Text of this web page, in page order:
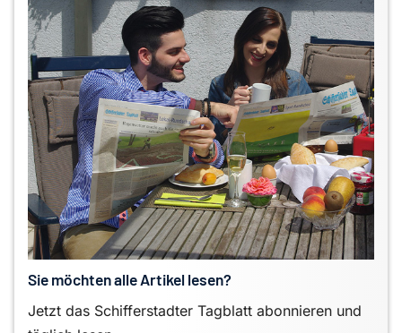
Sie möchten alle Artikel lesen?
Jetzt das Schifferstadter Tagblatt abonnieren und